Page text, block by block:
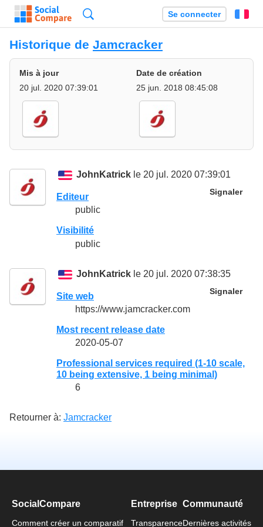
Se connecter
Historique de Jamcracker
Mis à jour
20 jul. 2020 07:39:01
Date de création
25 jun. 2018 08:45:08
JohnKatrick le 20 jul. 2020 07:39:01
Signaler
Editeur
public
Visibilité
public
JohnKatrick le 20 jul. 2020 07:38:35
Signaler
Site web
https://www.jamcracker.com
Most recent release date
2020-05-07
Professional services required (1-10 scale,
10 being extensive, 1 being minimal)
6
Retourner à: Jamcracker
SocialCompare
Comment créer un comparatif
Entreprise
Transparence
Communauté
Dernières activités